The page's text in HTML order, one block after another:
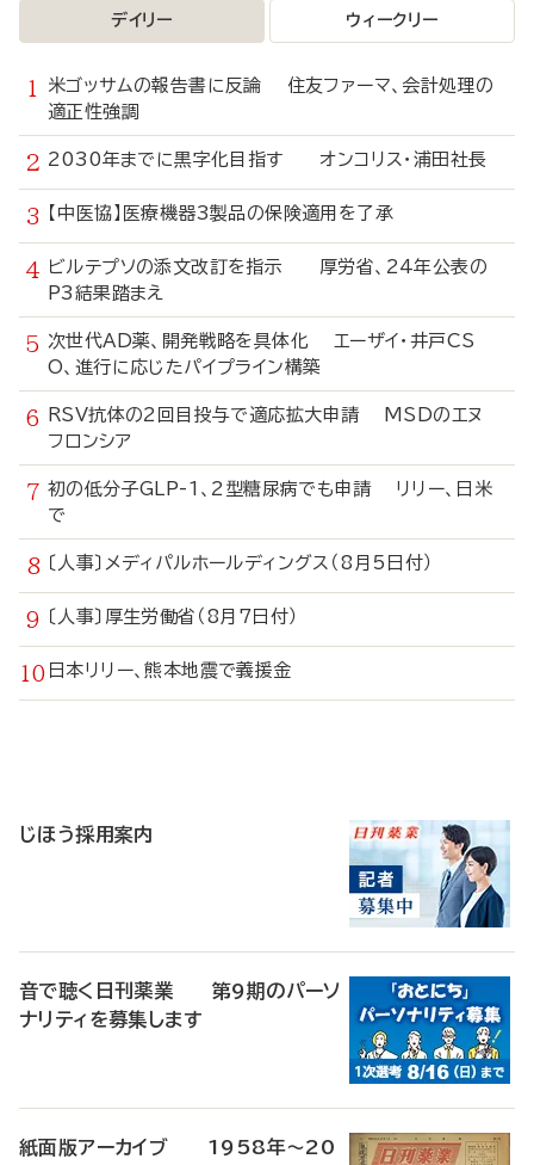
デイリー ウィークリー
米ゴッサムの報告書に反論 住友ファーマ、会計処理の
適正性強調
2030年までに黒字化目指す オンコリス・浦田社長
【中医協】医療機器3製品の保険適用を了承
ビルテプソの添文改訂を指示 厚労省、24年公表の
P3結果踏まえ
次世代AD薬、開発戦略を具体化 エーザイ・井戸CS
O、進行に応じたパイプライン構築
RSV抗体の2回目投与で適応拡大申請 MSDのエヌ
フロンシア
初の低分子GLP-1、2型糖尿病でも申請 リリー、日米
で
〔人事〕メディパルホールディングス（8月5日付）
〔人事〕厚生労働省（8月7日付）
日本リリー、熊本地震で義援金
じほう採用案内
音で聴く日刊薬業 第9期のパーソ
ナリティを募集します
紙面版アーカイブ 1958年～20